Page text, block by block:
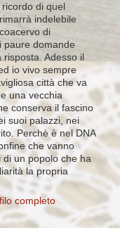
di quel
indelebile
di
paure domande
risposta. Adesso il
io vivo sempre
città che va
una vecchia
conserva il fascino
suoi palazzi, nei
Perchè è nel DNA
che vanno
un popolo che ha
la propria
completo